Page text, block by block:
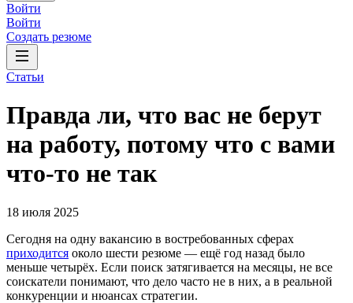
Войти
Войти
Создать резюме
Статьи
Правда ли, что вас не берут
на работу, потому что с вами
что-то не так
18 июля 2025
Сегодня на одну вакансию в востребованных сферах
приходится около шести резюме — ещё год назад было
меньше четырёх. Если поиск затягивается на месяцы, не все
соискатели понимают, что дело часто не в них, а в реальной
конкуренции и нюансах стратегии.